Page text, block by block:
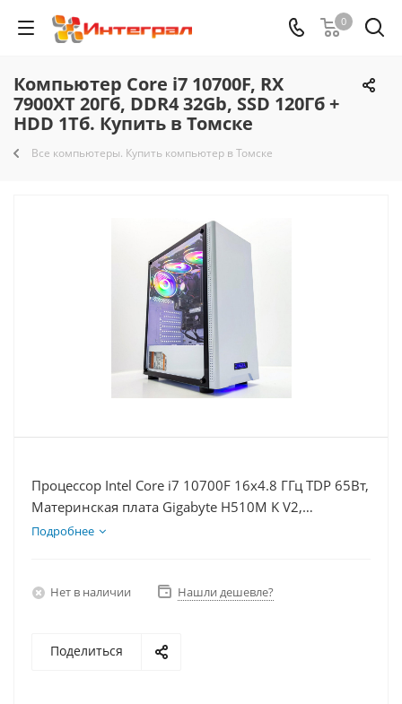
0
Компьютер Core i7 10700F, RX
7900XT 20Гб, DDR4 32Gb, SSD 120Гб +
HDD 1Тб. Купить в Томске
Все компьютеры. Купить компьютер в Томске
Процессор Intel Core i7 10700F 16x4.8 ГГц TDP 65Вт,
Материнская плата Gigabyte H510M K V2,
Видеокарта RX 7900XT 20Гб, Память DDR4 32Gb,
Подробнее
Нет в наличии Нашли дешевле?
Поделиться